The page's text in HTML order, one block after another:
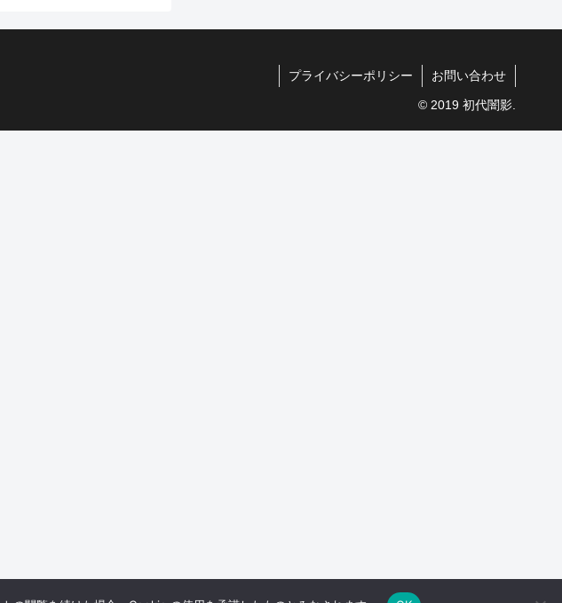
プライバシーポリシー お問い合わせ
© 2019 初代闇影.